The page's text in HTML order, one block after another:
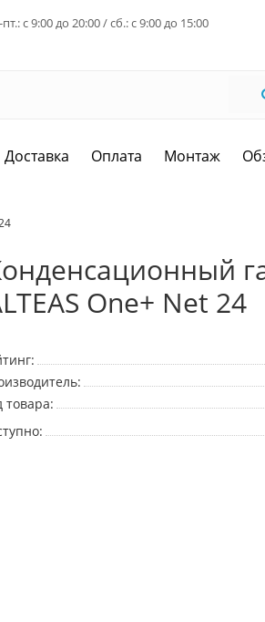
с 9:00 до 20:00 / сб.: с 9:00 до 15:00
Доставка Оплата Монтаж
One+ Net 24
товара: